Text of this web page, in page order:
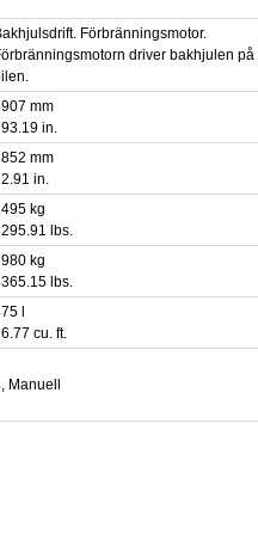
Förbränningsmotor.
driver bakhjulen på
mm
in.
mm
in.
kg
lbs.
kg
lbs.
l
cu. ft.
Manuell